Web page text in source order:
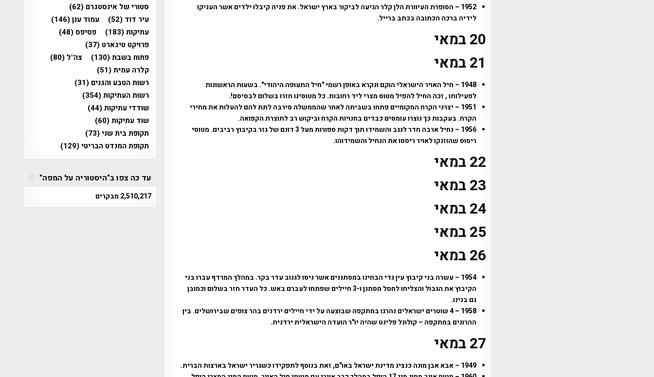
1952 – הסופרת העיוורת הלן קלר הגיעה לביקור בארץ ישראל. את פניה קיבלו ילדים אשר העניקו
לידיה ברכה הכתובה בכתב ברייל.
20 במאי
21 במאי
1948 – חיל האויר הישראלי הוקם ונקרא באופן רשמי "חיל התעופה היהודי". בשעות הראשונות
לפעילותו , זכה החיל להפיל מטוס מצרי ליד רחובות. כל מטוסינו חזרו בשלום לבסיסם!.
1951 – יצרני הקרח המקומיים פתחו בשביתה לאחר שהממשלה סירבה לתת להם להעלות את מחירי
הקרח. בעקבות כך נוצרו עומסים כבדים בחנויות הקרח וביקוש רב לתוצרת הקפואה.
1956 – נחיל ארבה חדר לנגב והשמידו תוך דקות ספורות מעל 3 דונם של גזר בקיבוץ רביבים. מטוסי
ריסוס שהוזנקו לאויר ריססו את הנחיל והשמידוהו.
22 במאי
23 במאי
24 במאי
25 במאי
26 במאי
1954 – עשרה בני קיבוץ עין גדי הבחינו במסתננים אשר ניסו לגנוב עדר בקר. במהלך המרדף עברו בני
הקיבוץ את הגבול והצליחו לחסל מסתנן ו-3 חיילים שפתחו לעברם באש. כל העדר חזר בשלום וכמובן
גם בנינו.
1958 – 4 שוטרים ישראלים נהרגו במתקפה שבוצעה על ידי חיילים ירדנים בהר צופים שבירושלים. בין
ההרוגים במתקפה – קולונל פלינט שהיה יו"ר הועדה הישראלית ירדנית.
27 במאי
1949 – אבא אבן מונה כנציג מדינת ישראל באו"ם, זאת בנוסף לתפקידו כשגריר ישראל בארצות הברית.
סטורי של אינסטגרם (62)
עיר דוד (52) עמוד ענן(146)
עתיקות(183) פסיפס(48)
פרויקט טיגארט (37)
פתוח בשבת(130) צה"ל (80)
קלרה עמית(51)
רשות הטבע והגנים (31)
רשות העתיקות(354)
שודדי עתיקות(44)
שוד עתיקות(60)
תקופת בית שני(73)
תקופת המנדט הבריטי(129)
עד כה צפו ב"היסטוריה על המפה"
2,510,217 מבקרים